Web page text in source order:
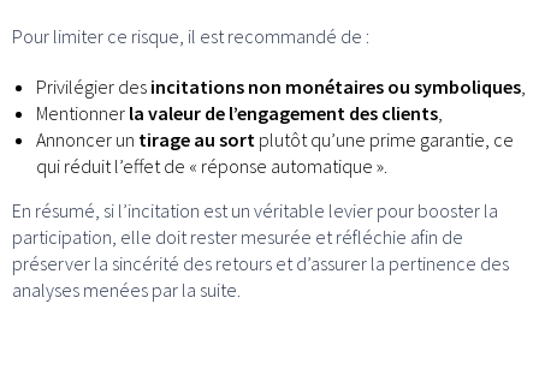
Pour limiter ce risque, il est recommandé de :
Privilégier des incitations non monétaires ou symboliques,
Mentionner la valeur de l’engagement des clients,
Annoncer un tirage au sort plutôt qu’une prime garantie, ce
qui réduit l’effet de « réponse automatique ».
En résumé, si l’incitation est un véritable levier pour booster la
participation, elle doit rester mesurée et réfléchie afin de
préserver la sincérité des retours et d’assurer la pertinence des
analyses menées par la suite.